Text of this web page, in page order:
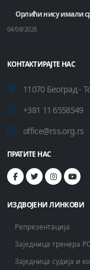
Орлићи нису имали
04/08/2026
КОНТАКТИРАЈТЕ НАС
11070 Београд -
+381 11 6558549
office@rss.org.rs
ПРАТИТЕ НАС
ИЗДВОЈЕНИ ЛИНКОВИ
Репрезентација
Заједница тренера
Заједница судија и